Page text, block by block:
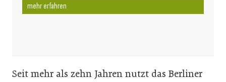
mehr erfahren
Seit mehr als zehn Jahren nutzt das Berliner